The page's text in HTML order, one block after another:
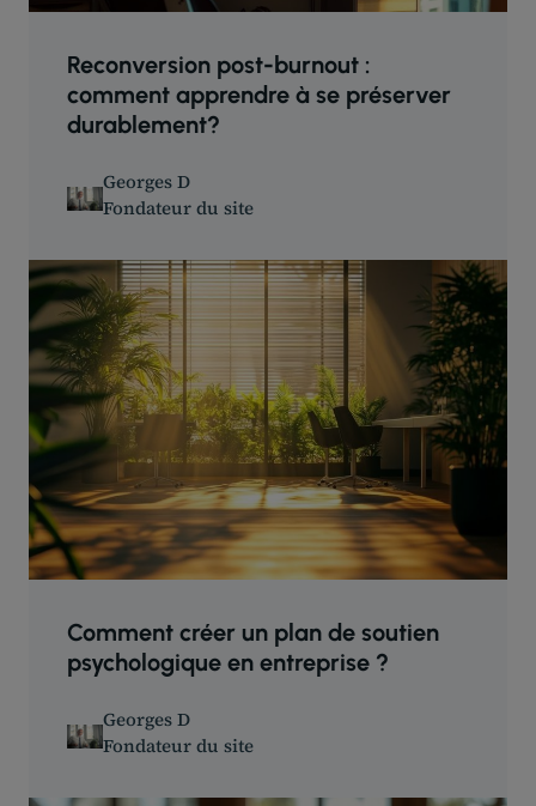
Reconversion post-burnout :
comment apprendre à se préserver
durablement?
Georges D
Fondateur du site
Comment créer un plan de soutien
psychologique en entreprise ?
Georges D
Fondateur du site